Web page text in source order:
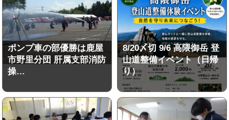
ポンプ車の部優勝は鹿屋
市野里分団 肝属支部消防
操…
8/20〆切 9/6 高隈御岳 登
山道整備イベント（日帰
り）